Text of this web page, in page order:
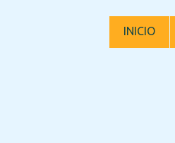
INICIO